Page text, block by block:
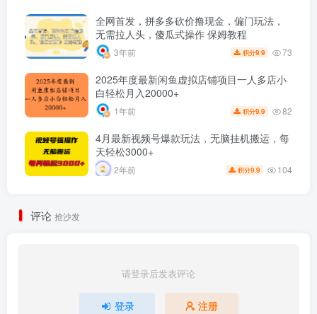
全网首发，拼多多砍价撸现金，偏门玩法，
无需拉人头，傻瓜式操作 保姆教程
3年前 积分9.9 73
2025年度最新闲鱼虚拟店铺项目一人多店小
白轻松月入20000+
1年前 积分9.9 82
4月最新视频号爆款玩法，无脑挂机搬运，每
天轻松3000+
2年前 积分9.9 104
评论 抢沙发
请登录后发表评论
登录 注册